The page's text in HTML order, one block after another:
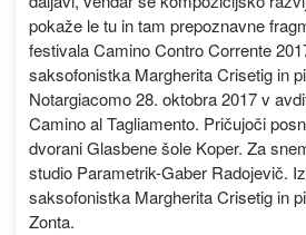
pokaže le tu in tam prepoznavne
festivala Camino Contro Corrente
saksofonistka Margherita Crisetig in
Notargiacomo 28. oktobra 2017 v
Camino al Tagliamento. Pričujoči
dvorani Glasbene šole Koper. Za
studio Parametrik-Gaber Radojevič.
saksofonistka Margherita Crisetig in
Zonta.